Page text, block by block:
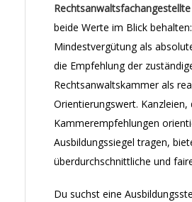
Rechtsanwaltsfachangestellte
beide Werte im Blick
Mindestvergütung als
die Empfehlung der
Rechtsanwaltskammer als
Orientierungswert. Kanzleien,
Kammerempfehlungen
Ausbildungssiegel tragen,
überdurchschnittliche und
Du suchst eine